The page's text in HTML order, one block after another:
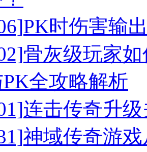
PK时伤害输
骨灰级玩家
全攻略解析
连击传奇升
神域传奇游